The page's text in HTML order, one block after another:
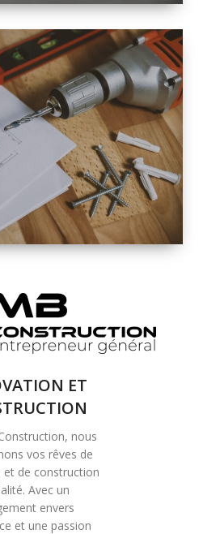
ET
nous
vos rêves de
de construction
Avec un
envers
et une passion